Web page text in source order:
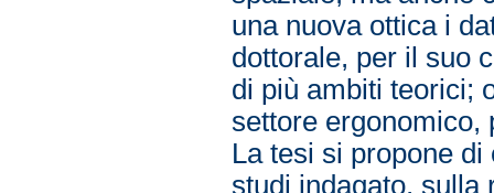
una nuova ottica i
dottorale, per il suo
di più ambiti teorici;
settore ergonomico,
La tesi si propone
studi indagato, sulla